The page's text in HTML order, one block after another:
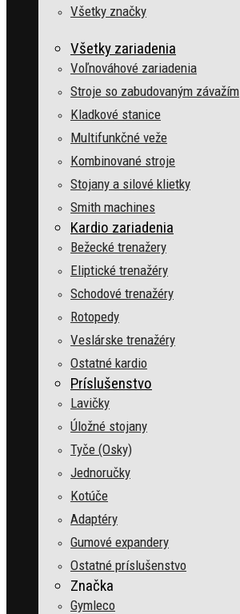
Všetky značky
Všetky zariadenia
Voľnováhové zariadenia
Stroje so zabudovaným závažím
Kladkové stanice
Multifunkčné veže
Kombinované stroje
Stojany a silové klietky
Smith machines
Kardio zariadenia
Bežecké trenažery
Eliptické trenažéry
Schodové trenažéry
Rotopedy
Veslárske trenažéry
Ostatné kardio
Príslušenstvo
Lavičky
Úložné stojany
Tyče (Osky)
Jednoručky
Kotúče
Adaptéry
Gumové expandery
Ostatné príslušenstvo
Značka
Gymleco